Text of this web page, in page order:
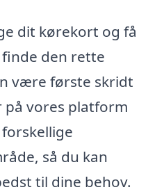
dit kørekort og få
den rette
være første skridt
på vores platform
så du kan
til dine behov.